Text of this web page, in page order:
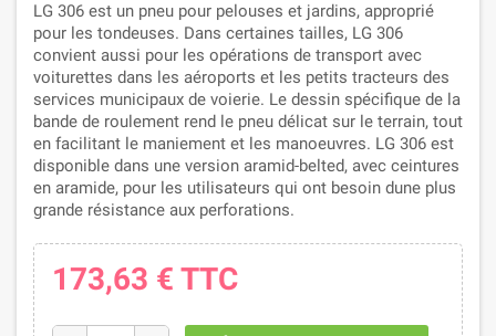
LG 306 est un pneu pour pelouses et jardins, approprié
pour les tondeuses. Dans certaines tailles, LG 306
convient aussi pour les opérations de transport avec
voiturettes dans les aéroports et les petits tracteurs des
services municipaux de voierie. Le dessin spécifique de la
bande de roulement rend le pneu délicat sur le terrain, tout
en facilitant le maniement et les manoeuvres. LG 306 est
disponible dans une version aramid-belted, avec ceintures
en aramide, pour les utilisateurs qui ont besoin dune plus
grande résistance aux perforations.
173,63 € TTC